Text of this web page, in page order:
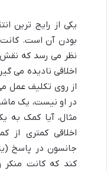
یکی از رایج ترین
بودن آن است. کانت
نظر می رسد که نقش
اخلاقی نادیده می
از روی تکلیف عمل
در او نیست، یک
مثال، آیا کمک
اخلاقی کمتری از
جانسون در پاسخ
کند که کانت